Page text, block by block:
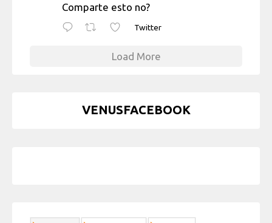
Comparte esto no?
Twitter
Load More
VENUSFACEBOOK